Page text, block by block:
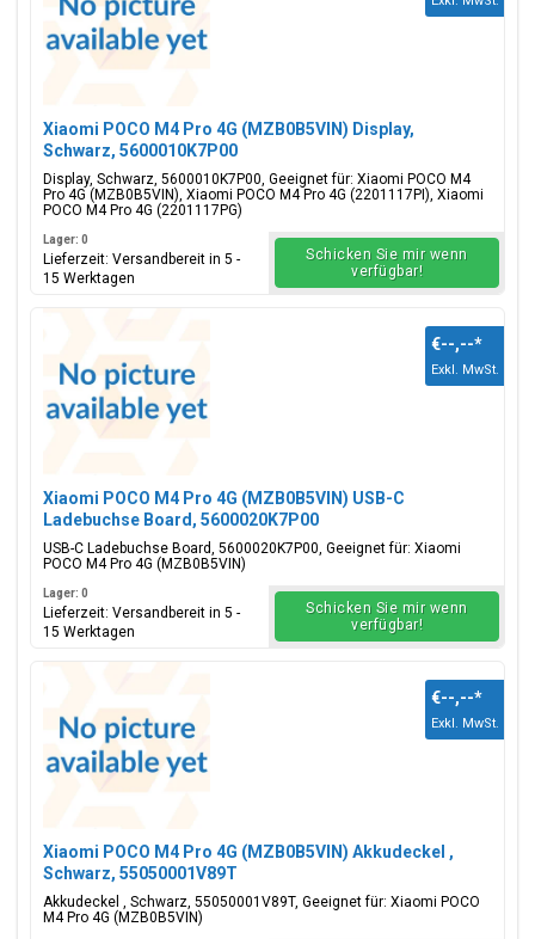
Xiaomi POCO M4 Pro 4G (MZB0B5VIN) Display,
Schwarz, 5600010K7P00
Display, Schwarz, 5600010K7P00, Geeignet für: Xiaomi POCO M4
Pro 4G (MZB0B5VIN), Xiaomi POCO M4 Pro 4G (2201117PI), Xiaomi
POCO M4 Pro 4G (2201117PG)
Lager: 0
Lieferzeit: Versandbereit in 5 -
15 Werktagen
Schicken Sie mir wenn
verfügbar!
Xiaomi POCO M4 Pro 4G (MZB0B5VIN) USB-C
Ladebuchse Board, 5600020K7P00
USB-C Ladebuchse Board, 5600020K7P00, Geeignet für: Xiaomi
POCO M4 Pro 4G (MZB0B5VIN)
€--,--*
Exkl. MwSt.
Lager: 0
Lieferzeit: Versandbereit in 5 -
15 Werktagen
Schicken Sie mir wenn
verfügbar!
Xiaomi POCO M4 Pro 4G (MZB0B5VIN) Akkudeckel ,
Schwarz, 55050001V89T
Akkudeckel , Schwarz, 55050001V89T, Geeignet für: Xiaomi POCO
M4 Pro 4G (MZB0B5VIN)
€--,--*
Exkl. MwSt.